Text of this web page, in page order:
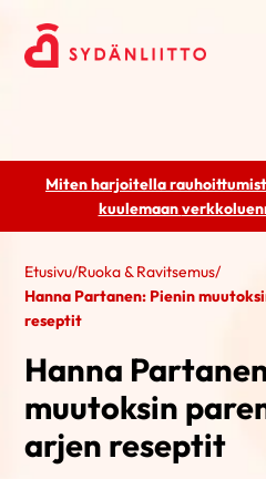
Miten harjoitella
kuulemaan
Etusivu/Ruoka & Ravitsemus/
Hanna Partanen: Pienin
reseptit
Hanna
muutoksin
arjen reseptit